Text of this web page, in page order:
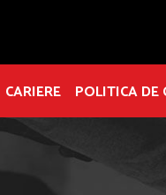
CARIERE POLITICA